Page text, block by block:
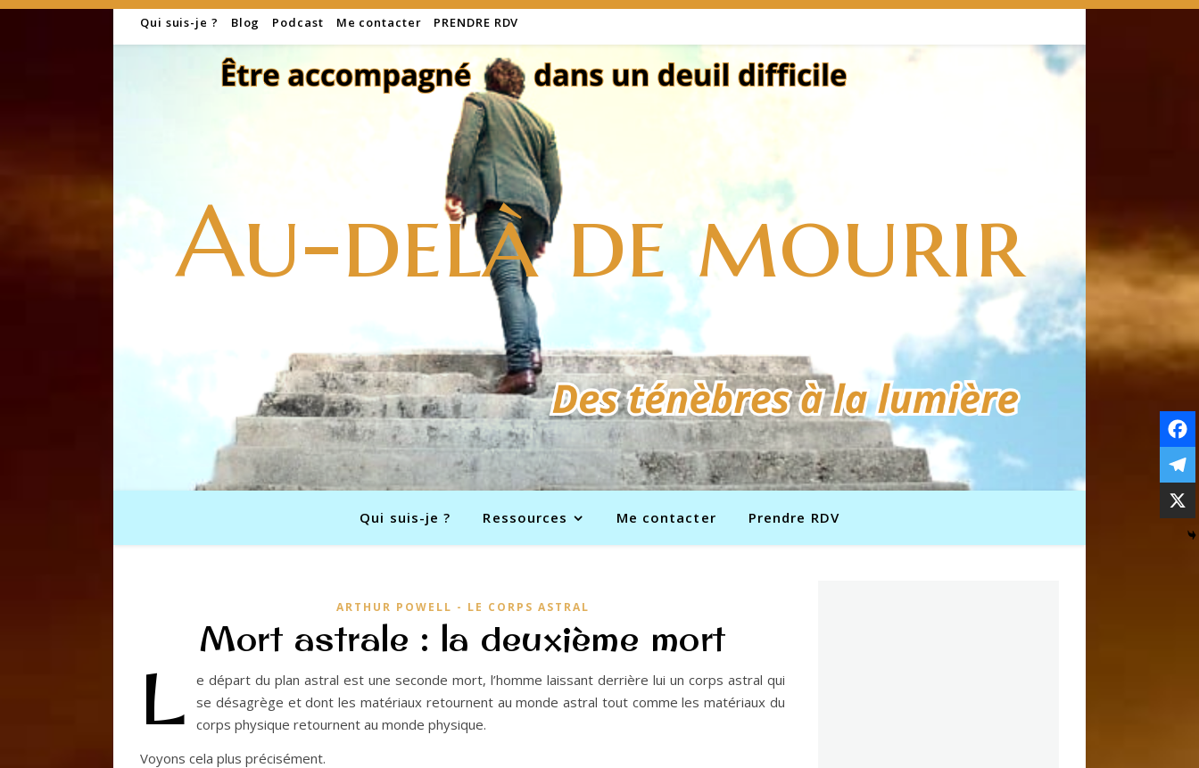
Qui suis-je ? Blog Podcast Me contacter PRENDRE RDV
Au-delà de mourir
Qui suis-je ? Ressources Me contacter Prendre RDV
ARTHUR POWELL - LE CORPS ASTRAL
Mort astrale : la deuxième mort
L
e départ du plan astral est une seconde mort, l’homme laissant derrière lui un corps astral qui
se désagrège et dont les matériaux retournent au monde astral tout comme les matériaux du
corps physique retournent au monde physique.
Voyons cela plus précisément.